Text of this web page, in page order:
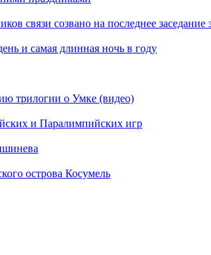
связи созвано на последнее заседание
и самая длинная ночь в году
трилогии о Умке (видео)
и Паралимпийских игр
острова Косумель